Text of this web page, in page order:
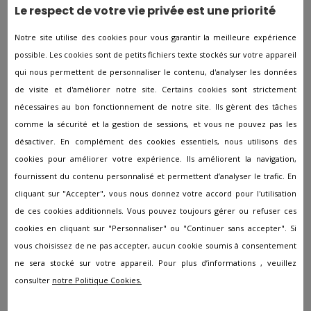
En savoir plus sur l’organisation
des obsèques
concernant les pompes funèbres à Arc-lès-Gray et quelles
sont les étapes dans le cadre de l’organisation d’obsèques
? Nous ferons tout notre possible pour discuter avec vous
de tous les aspects concernant à la disparition d'une
personne proche. Dans le cas où vous souhaitez plus
d’informations, n’hésitez pas à nous contacter. Nous
sommes disponibles à tous moments. Un membre de
notre équipe sera à votre disposition et mettra tout en
place pour vous aider à vivre ce moment difficile. Nous
définirons ensemble ce dont vous avez besoin afin de
vous permettre de recevoir jusqu’à 3 estimations
gratuites et personnalisées.
Le respect de votre vie privée est une priorité
Notre site utilise des cookies pour vous garantir la meilleure expérience
possible. Les cookies sont de petits fichiers texte stockés sur votre appareil
qui nous permettent de personnaliser le contenu, d'analyser les données
de visite et d'améliorer notre site. Certains cookies sont strictement
nécessaires au bon fonctionnement de notre site. Ils gèrent des tâches
comme la sécurité et la gestion de sessions, et vous ne pouvez pas les
désactiver. En complément des cookies essentiels, nous utilisons des
cookies pour améliorer votre expérience. Ils améliorent la navigation,
fournissent du contenu personnalisé et permettent d’analyser le trafic. En
cliquant sur "Accepter", vous nous donnez votre accord pour l'utilisation
de ces cookies additionnels. Vous pouvez toujours gérer ou refuser ces
cookies en cliquant sur "Personnaliser" ou "Continuer sans accepter". Si
vous choisissez de ne pas accepter, aucun cookie soumis à consentement
ne sera stocké sur votre appareil. Pour plus d’informations , veuillez
consulter notre Politique Cookies.